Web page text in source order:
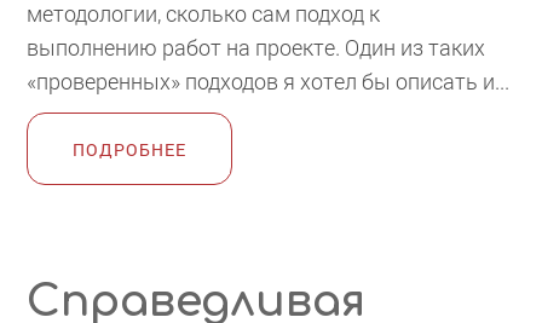
методологии, сколько сам подход к
выполнению работ на проекте. Один из таких
«проверенных» подходов я хотел бы описать и...
ПОДРОБНЕЕ
Справедливая